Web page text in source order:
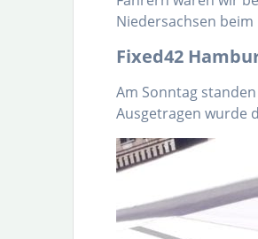
Niedersachsen
Fixed42
Am Sonntag
Ausgetragen wurde